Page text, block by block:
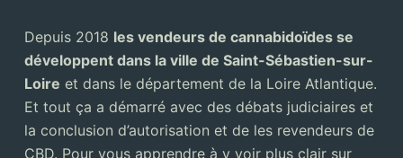
Depuis 2018 les vendeurs de cannabidoïdes se
développent dans la ville de Saint-Sébastien-sur-
Loire et dans le département de la Loire Atlantique.
Et tout ça a démarré avec des débats judiciaires et
la conclusion d’autorisation et de les revendeurs de
CBD. Pour vous apprendre à y voir plus clair sur